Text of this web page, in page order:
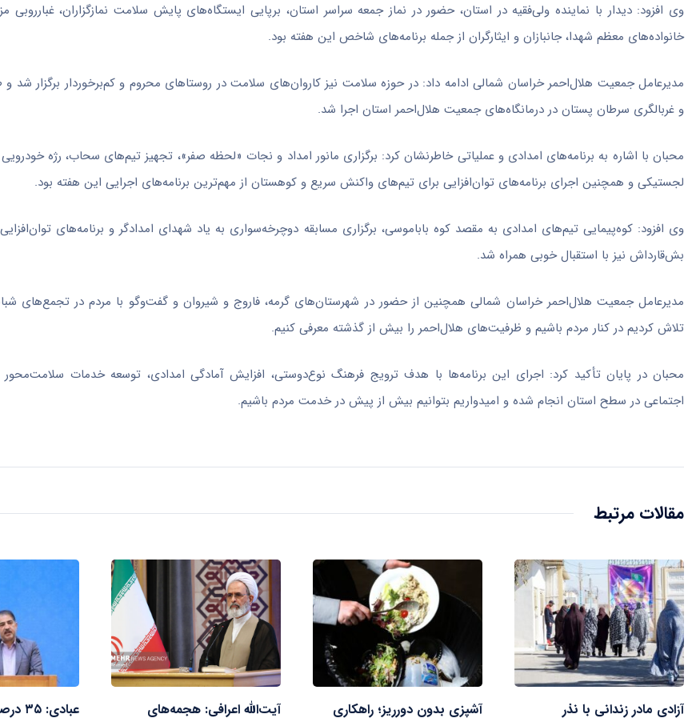
وی افزود: دیدار با نماینده ولی‌فقیه در استان، حضور در نماز جمعه سراسر استان، برپایی ایستگاه‌های پایش سلامت نمازگزاران، غبارروبی
خانواده‌های معظم شهدا، جانبازان و ایثارگران از جمله برنامه‌های شاخص این هفته بود.
مدیرعامل جمعیت هلال‌احمر خراسان شمالی ادامه داد: در حوزه سلامت نیز کاروان‌های سلامت در روستاهای محروم و کم‌برخوردار برگزار شد
و غربالگری سرطان پستان در درمانگاه‌های جمعیت هلال‌احمر استان اجرا شد.
محبان با اشاره به برنامه‌های امدادی و عملیاتی خاطرنشان کرد: برگزاری مانور امداد و نجات «لحظه صفر»، تجهیز تیم‌های سحاب، رژه
لجستیکی و همچنین اجرای برنامه‌های توان‌افزایی برای تیم‌های واکنش سریع و کوهستان از مهم‌ترین برنامه‌های اجرایی این هفته بود.
وی افزود: کوه‌پیمایی تیم‌های امدادی به مقصد کوه باباموسی، برگزاری مسابقه دوچرخه‌سواری به یاد شهدای امدادگر و برنامه‌های
بش‌قارداش نیز با استقبال خوبی همراه شد.
مدیرعامل جمعیت هلال‌احمر خراسان شمالی همچنین از حضور در شهرستان‌های گرمه، فاروج و شیروان و گفت‌وگو با مردم در تجمع‌های
تلاش کردیم در کنار مردم باشیم و ظرفیت‌های هلال‌احمر را بیش از گذشته معرفی کنیم.
محبان در پایان تأکید کرد: اجرای این برنامه‌ها با هدف ترویج فرهنگ نوع‌دوستی، افزایش آمادگی امدادی، توسعه خدمات
اجتماعی در سطح استان انجام شده و امیدواریم بتوانیم بیش از پیش در خدمت مردم باشیم.
مقالات مرتبط
آزادی مادر زندانی با نذر
آشپزی بدون دورریز؛ راهکاری
آیت‌الله اعرافی: هجمه‌های